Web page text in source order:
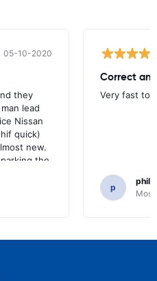
05-10-2020
they
lead
Nissan
quick)
new.
the
and after
and
this
Correct
Very fast to
p